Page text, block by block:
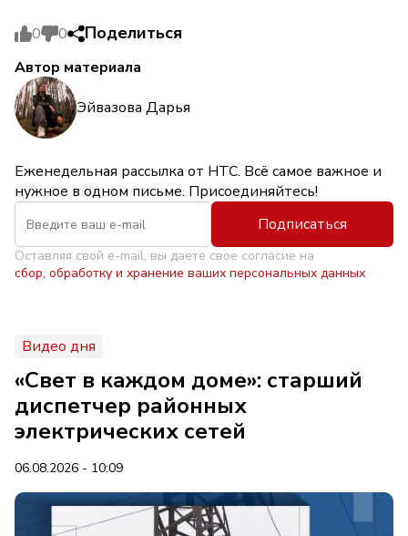
0 0 Поделиться
Автор материала
Эйвазова Дарья
Еженедельная рассылка от НТС. Всё самое важное и
нужное в одном письме. Присоединяйтесь!
Подписаться
Оставляя свой e-mail, вы даете свое согласие на
сбор, обработку и хранение ваших персональных данных
Видео дня
«Свет в каждом доме»: старший
диспетчер районных
электрических сетей
06.08.2026 - 10:09